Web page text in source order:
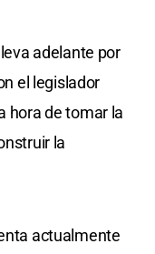
adelante por
el legislador
hora de tomar la
la
actualmente